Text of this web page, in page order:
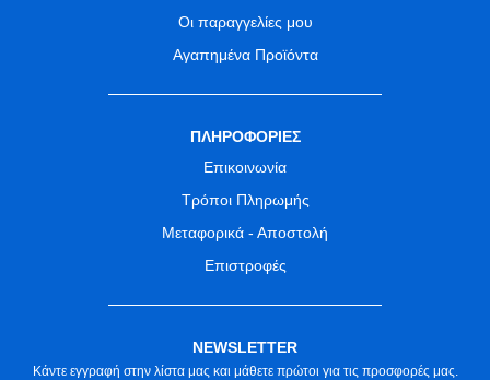
Οι παραγγελίες μου
Αγαπημένα Προϊόντα
ΠΛΗΡΟΦΟΡΙΕΣ
Επικοινωνία
Τρόποι Πληρωμής
Μεταφορικά - Αποστολή
Επιστροφές
NEWSLETTER
Κάντε εγγραφή στην λίστα μας και μάθετε πρώτοι για τις προσφορές μας.